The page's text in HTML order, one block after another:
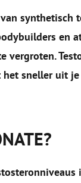
en
sneller uit